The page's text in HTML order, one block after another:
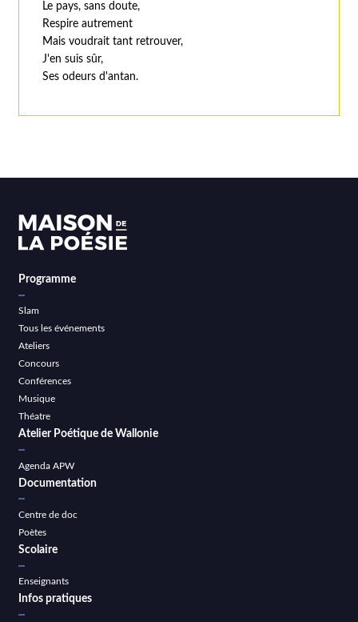
Le pays, sans doute,
Respire autrement
Mais voudrait tant retrouver,
J'en suis sûr,
Ses odeurs d'antan.
Programme
Slam
Tous les événements
Ateliers
Concours
Conférences
Musique
Théatre
Atelier Poétique de Wallonie
Agenda APW
Documentation
Centre de doc
Poètes
Scolaire
Enseignants
Infos pratiques